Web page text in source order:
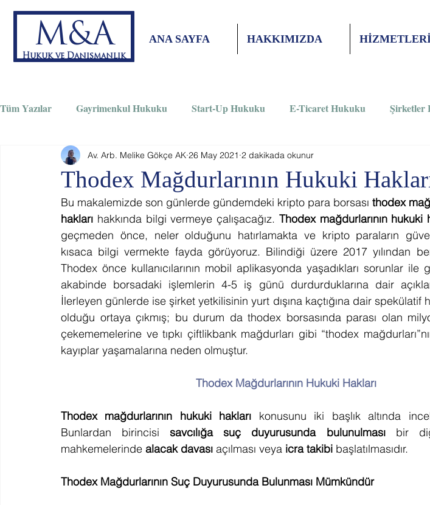
M&A
Hukuk ve Danışmanlık
ANA SAYFA HAKKIMIZDA
Tüm Yazılar Gayrimenkul Hukuku Start-Up Hukuku E-Ticaret Hukuku Şirketler
Bilişim Hukuku Ticaret Hukuku Aile Hukuku Ceza Hukuku
İnşaat Hukuku
Thodex Mağdurlarının Hukuki
Av. Arb. Melike Gökçe AK 26 May 2021 2 dakikada okunur
Bu makalemizde son günlerde gündemdeki kripto para borsası thodex
hakları hakkında bilgi vermeye çalışacağız. Thodex mağdurlarının hukuki
geçmeden önce, neler olduğunu hatırlamakta ve kripto paraların
kısaca bilgi vermekte fayda görüyoruz. Bilindiği üzere 2017 yılından
Thodex önce kullanıcılarının mobil aplikasyonda yaşadıkları sorunlar ile
akabinde borsadaki işlemlerin 4-5 iş günü durdurduklarına dair
İlerleyen günlerde ise şirket yetkilisinin yurt dışına kaçtığına dair spekülatif
olduğu ortaya çıkmış; bu durum da thodex borsasında parası olan
çekememelerine ve tıpkı çiftlikbank mağdurları gibi “thodex
kayıplar yaşamalarına neden olmuştur.
Thodex Mağdurlarının Hukuki Hakları
Thodex mağdurlarının hukuki hakları konusunu iki başlık altında
Bunlardan birincisi savcılığa suç duyurusunda bulunulması bir
mahkemelerinde alacak davası açılması veya icra takibi başlatılmasıdır.
Thodex Mağdurlarının Suç Duyurusunda Bulunması Mümkündür